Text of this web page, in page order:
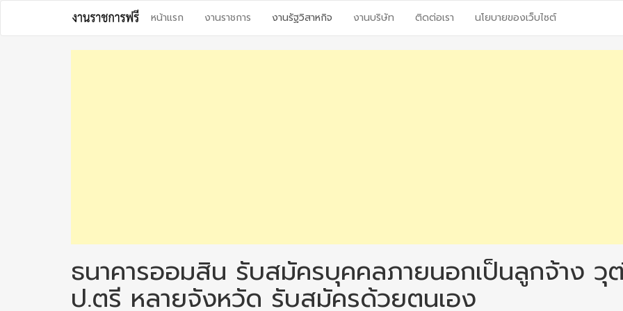
content
หน้าแรก งานราชการ งานรัฐวิสาหกิจ งานบริษัท ติดต่อเรา นโยบายของเว็บไซต์
ธนาคารออมสิน รับสมัครบุคคลภายนอกเป็นลูกจ้าง
ป.ตรี หลายจังหวัด รับสมัครด้วยตนเอง